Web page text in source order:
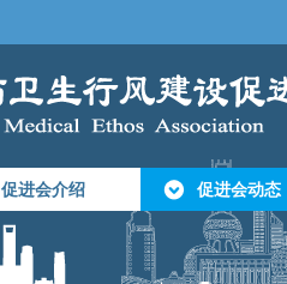
促进会介绍 促进会动态